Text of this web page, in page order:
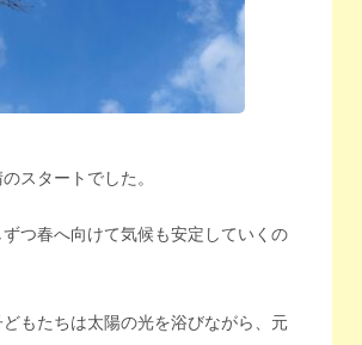
スタートでした。
つ春へ向けて気候も安定していくの
もたちは太陽の光を浴びながら、元